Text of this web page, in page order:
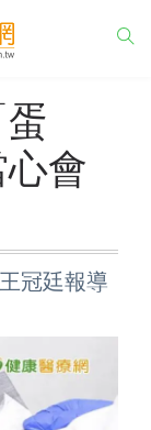
會
冠廷報導